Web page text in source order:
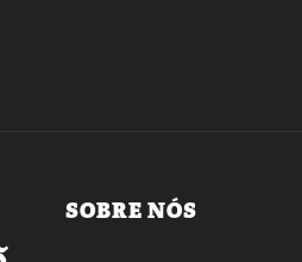
SOBRE NÓS